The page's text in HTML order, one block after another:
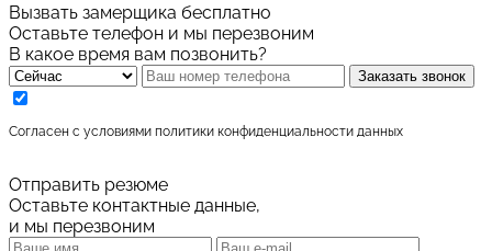
Вызвать замерщика бесплатно
Оставьте телефон и мы перезвоним
В какое время вам позвонить?
Заказать звонок
Cогласен с условиями политики конфиденциальности данных
Отправить резюме
Оставьте контактные данные,
и мы перезвоним